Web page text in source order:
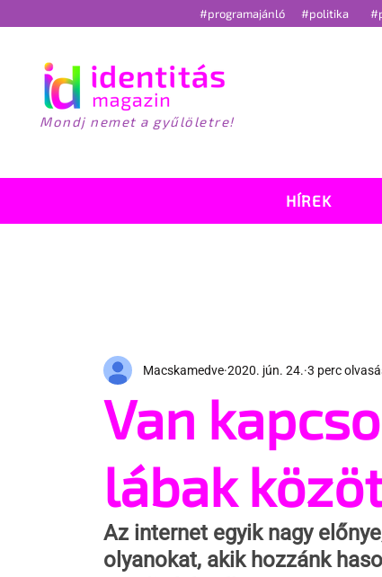
#programajánló #politika
Mondj nemet a gyűlöletre!
HÍREK
Van
lábak
Macskamedve 2020. jún. 24. 3 perc
Az internet egyik nagy
olyanokat, akik hozzánk